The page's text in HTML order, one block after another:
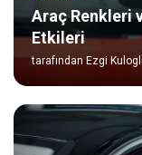
Araç Renkleri
Etkileri
tarafındanEzgi